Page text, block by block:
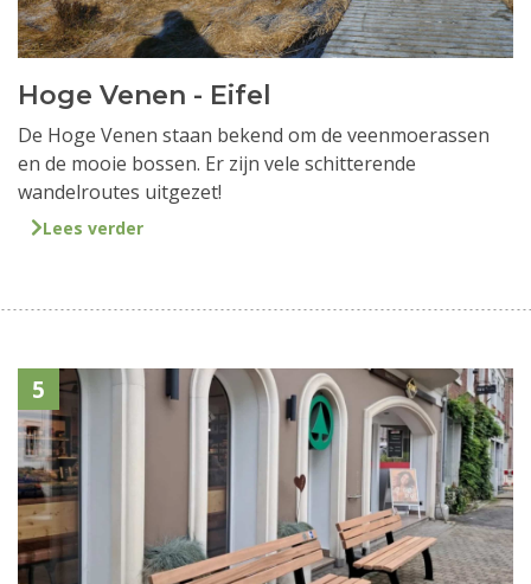
Hoge Venen - Eifel
De Hoge Venen staan bekend om de veenmoerassen
en de mooie bossen. Er zijn vele schitterende
wandelroutes uitgezet!
Lees verder
5